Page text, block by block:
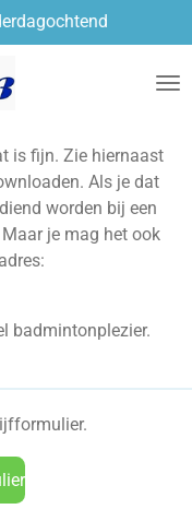
is fijn. Zie hiernaast
Als je dat
worden bij een
je mag het ook
badmintonplezier.